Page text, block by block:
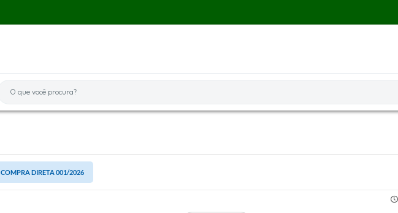
O que você procura?
COMPRA DIRETA 001/2026